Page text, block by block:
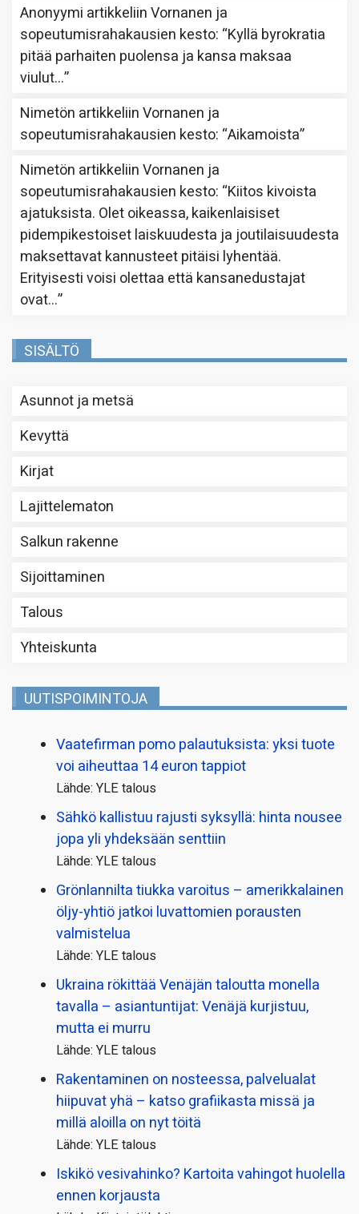
Anonyymi artikkeliinVornanen ja
sopeutumisrahakausien kesto: “Kyllä byrokratia
pitää parhaiten puolensa ja kansa maksaa
viulut…”
Nimetön artikkeliinVornanen ja
sopeutumisrahakausien kesto: “Aikamoista”
Nimetön artikkeliinVornanen ja
sopeutumisrahakausien kesto: “Kiitos kivoista
ajatuksista. Olet oikeassa, kaikenlaisiset
pidempikestoiset laiskuudesta ja joutilaisuudesta
maksettavat kannusteet pitäisi lyhentää.
Erityisesti voisi olettaa että kansanedustajat
ovat…”
SISÄLTÖ
Asunnot ja metsä
Kevyttä
Kirjat
Lajittelematon
Salkun rakenne
Sijoittaminen
Talous
Yhteiskunta
UUTISPOIMINTOJA
Vaatefirman pomo palautuksista: yksi tuote
voi aiheuttaa 14 euron tappiot
Lähde: YLE talous
Sähkö kallistuu rajusti syksyllä: hinta nousee
jopa yli yhdeksään senttiin
Lähde: YLE talous
Grönlannilta tiukka varoitus – amerikkalainen
öljy-yhtiö jatkoi luvattomien porausten
valmistelua
Lähde: YLE talous
Ukraina rökittää Venäjän taloutta monella
tavalla – asiantuntijat: Venäjä kurjistuu,
mutta ei murru
Lähde: YLE talous
Rakentaminen on nosteessa, palvelualat
hiipuvat yhä – katso grafiikasta missä ja
millä aloilla on nyt töitä
Lähde: YLE talous
Iskikö vesivahinko? Kartoita vahingot huolella
ennen korjausta